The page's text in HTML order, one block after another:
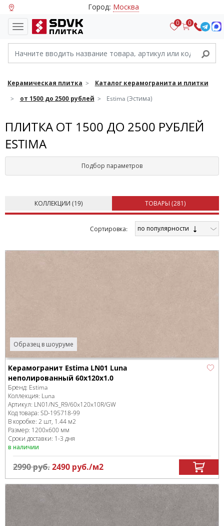
Город: Москва
0 0
Керамическая плитка
Каталог керамогранита и плитки
от 1500 до 2500 рублей
Estima (Эстима)
ПЛИТКА ОТ 1500 ДО 2500 РУБЛЕЙ
ESTIMA
Подбор параметров
КОЛЛЕКЦИИ (19) ТОВАРЫ (281)
Cортировка: по популярности
Образец в шоуруме
Керамогранит Estima LN01 Luna
неполированный 60x120x1.0
Бренд: Estima
Коллекция: Luna
Артикул: LN01/NS_R9/60x120x10R/GW
Код товара: SD-195718-99
В коробке: 2 шт, 1.44 м2
Размер: 1200x600 мм
Сроки доставки: 1-3 дня
в наличии
2990руб.2490 руб./м2